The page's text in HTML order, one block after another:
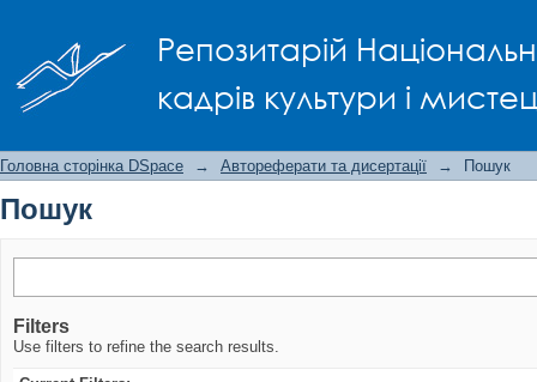
Репозитарій
кадрів культури і
Головна сторінка DSpace → Автореферати та дисертації → Пошук
Пошук
Filters
Use filters to refine the search results.